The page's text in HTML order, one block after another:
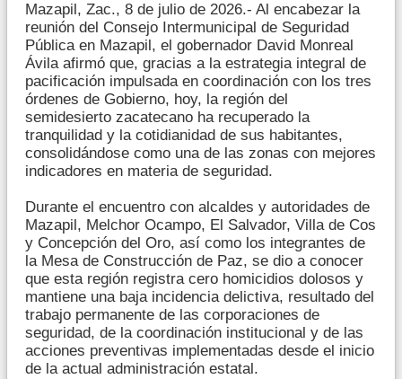
Mazapil, Zac., 8 de julio de 2026.- Al encabezar la
reunión del Consejo Intermunicipal de Seguridad
Pública en Mazapil, el gobernador David Monreal
Ávila afirmó que, gracias a la estrategia integral de
pacificación impulsada en coordinación con los tres
órdenes de Gobierno, hoy, la región del
semidesierto zacatecano ha recuperado la
tranquilidad y la cotidianidad de sus habitantes,
consolidándose como una de las zonas con mejores
indicadores en materia de seguridad.
Durante el encuentro con alcaldes y autoridades de
Mazapil, Melchor Ocampo, El Salvador, Villa de Cos
y Concepción del Oro, así como los integrantes de
la Mesa de Construcción de Paz, se dio a conocer
que esta región registra cero homicidios dolosos y
mantiene una baja incidencia delictiva, resultado del
trabajo permanente de las corporaciones de
seguridad, de la coordinación institucional y de las
acciones preventivas implementadas desde el inicio
de la actual administración estatal.